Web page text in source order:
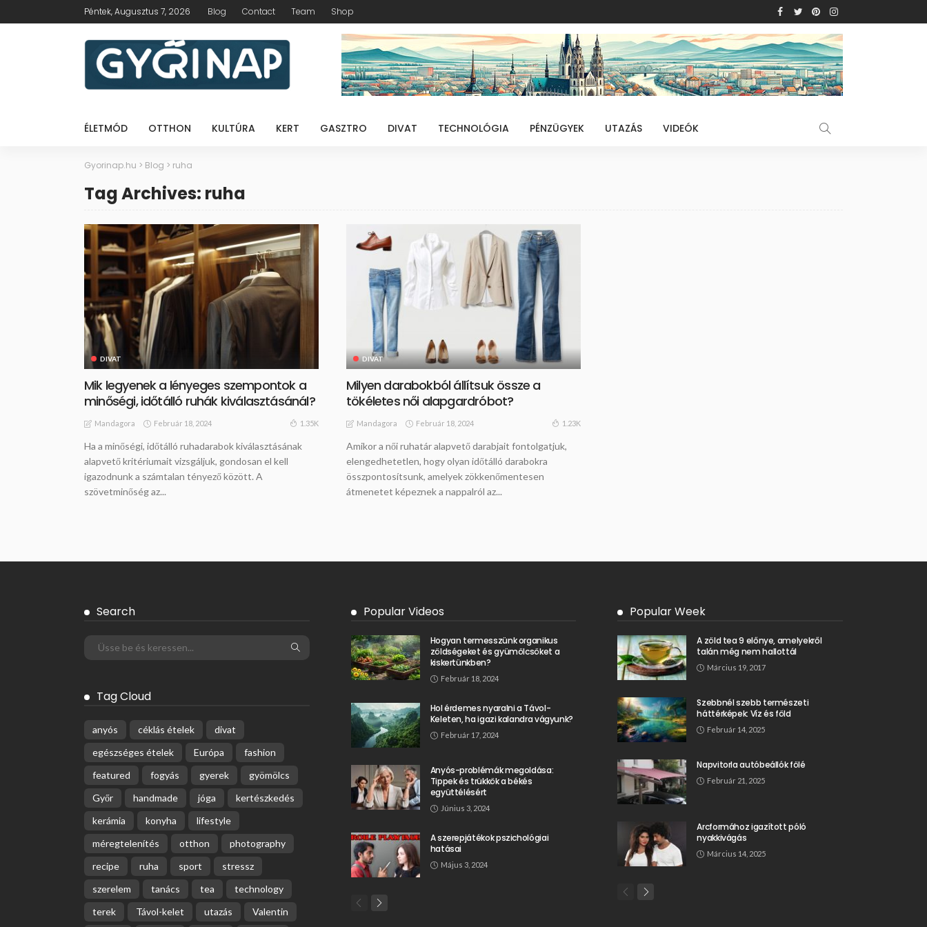
Péntek, Augusztus 7, 2026 Blog Contact Team Shop
ÉLETMÓD OTTHON KULTÚRA KERT GASZTRO DIVAT TECHNOLÓGIA PÉNZÜGYEK UTAZÁS VIDEÓK
Gyorinap.hu > Blog > ruha
Tag Archives: ruha
DIVAT
Mik legyenek a lényeges szempontok a
minőségi, időtálló ruhák kiválasztásánál?
Mandagora Február 18, 2024 1.35K
Ha a minőségi, időtálló ruhadarabok kiválasztásának
alapvető kritériumait vizsgáljuk, gondosan el kell
igazodnunk a számtalan tényező között. A
szövetminőség az...
DIVAT
Milyen darabokból állítsuk össze a
tökéletes női alapgardróbot?
Mandagora Február 18, 2024 1.23K
Amikor a női ruhatár alapvető darabjait fontolgatjuk,
elengedhetetlen, hogy olyan időtálló darabokra
összpontosítsunk, amelyek zökkenőmentesen
átmenetet képeznek a nappalról az...
Search
Tag Cloud
anyós céklás ételek
divat
egészséges ételek
Európa
fashion
featured
fogyás gyerek
gyömölcs
Győr
handmade jóga
kertészkedés
kerámia
konyha
lifestyle
méregtelenítés
otthon
photography
recipe
ruha sport
stressz
szerelem
tanács tea
technology
terek
Távol-kelet utazás Valentin
Popular Videos
Hogyan termesszünk organikus
zöldségeket és gyümölcsöket a
kiskertünkben?
Február 18, 2024
Hol érdemes nyaralni a Távol-
Keleten, ha igazi kalandra vágyunk?
Február 17, 2024
Anyós-problémák megoldása:
Tippek és trükkök a békés
együttélésért
Június 3, 2024
A szerepjátékok pszichológiai
hatásai
Május 3, 2024
Popular Week
A zöld tea 9 előnye, amelyekről
talán még nem hallottál
Március 19, 2017
Szebbnél szebb természeti
háttérképek: Víz és föld
Február 14, 2025
Napvitorla autóbeállók fölé
Február 21, 2025
Arcformához igazított póló
nyakkivágás
Március 14, 2025